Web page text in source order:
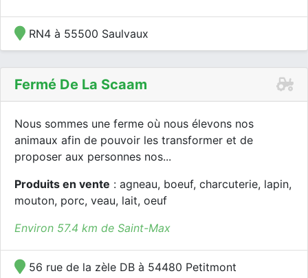
RN4 à 55500 Saulvaux
Fermé De La Scaam
Nous sommes une ferme où nous élevons nos
animaux afin de pouvoir les transformer et de
proposer aux personnes nos...
Produits en vente : agneau, boeuf, charcuterie, lapin,
mouton, porc, veau, lait, oeuf
Environ 57.4 km de Saint-Max
56 rue de la zèle DB à 54480 Petitmont